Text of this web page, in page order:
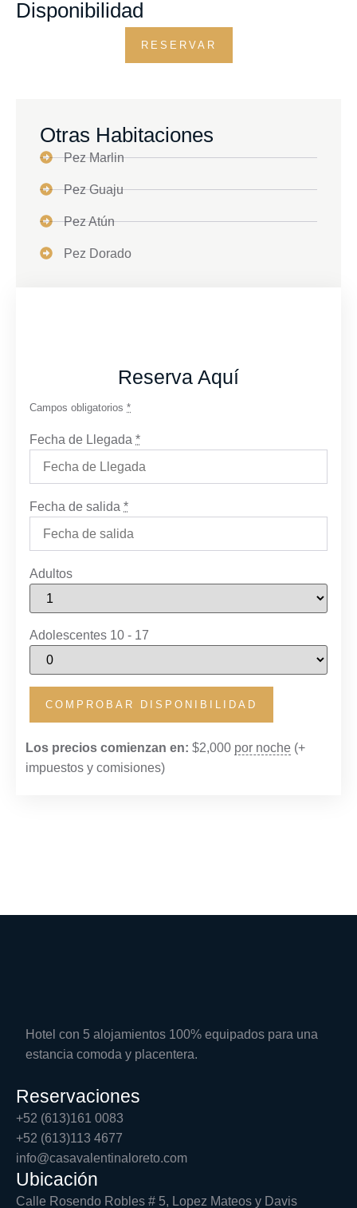
Disponibilidad
RESERVAR
Otras Habitaciones
Pez Marlin
Pez Guaju
Pez Atún
Pez Dorado
Reserva Aquí
Campos obligatorios *
Fecha de Llegada *
Fecha de salida *
Adultos
Adolescentes 10 - 17
Los precios comienzan en: $2,000 por noche (+
impuestos y comisiones)
Hotel con 5 alojamientos 100% equipados para una
estancia comoda y placentera.
Reservaciones
+52 (613)161 0083
+52 (613)113 4677
info@casavalentinaloreto.com
Ubicación
Calle Rosendo Robles # 5, Lopez Mateos y Davis